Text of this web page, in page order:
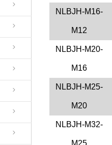
NLBJH-M16-
M12
NLBJH-M20-
M16
NLBJH-M25-
M20
NLBJH-M32-